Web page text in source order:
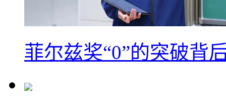
菲尔兹奖“0”的突破背